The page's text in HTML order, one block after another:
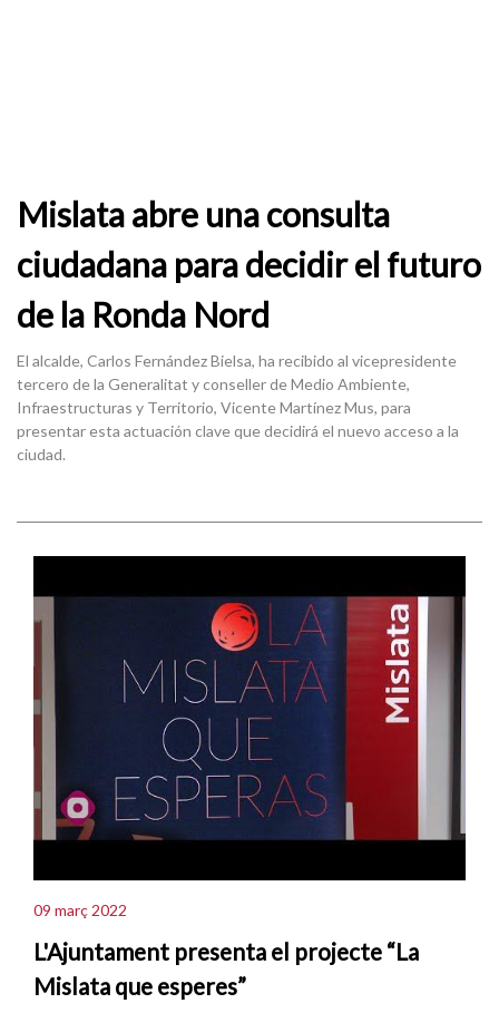
Mislata abre una consulta
ciudadana para decidir el futuro
de la Ronda Nord
El alcalde, Carlos Fernández Bielsa, ha recibido al vicepresidente
tercero de la Generalitat y conseller de Medio Ambiente,
Infraestructuras y Territorio, Vicente Martínez Mus, para
presentar esta actuación clave que decidirá el nuevo acceso a la
ciudad.
09 març 2022
L'Ajuntament presenta el projecte “La
Mislata que esperes”